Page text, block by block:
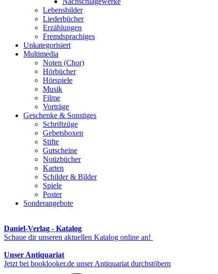
Lebensbilder
Liederbücher
Erzählungen
Fremdsprachiges
Unkategorisiert
Multimedia
Noten (Chor)
Hörbücher
Hörspiele
Musik
Filme
Vorträge
Geschenke & Sonstiges
Schriftzüge
Gebetsboxen
Stifte
Gutscheine
Notizbücher
Karten
Schilder & Bilder
Spiele
Poster
Sonderangebote
Daniel-Verlag - Katalog
Schaue dir unseren aktuellen Katalog online an!
Unser Antiquariat
Jetzt bei booklooker.de unser Antiquariat durchstöbern